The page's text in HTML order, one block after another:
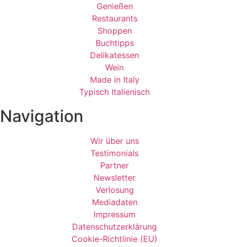
Genießen
Restaurants
Shoppen
Buchtipps
Delikatessen
Wein
Made in Italy
Typisch Italienisch
Navigation
Wir über uns
Testimonials
Partner
Newsletter
Verlosung
Mediadaten
Impressum
Datenschutzerklärung
Cookie-Richtlinie (EU)